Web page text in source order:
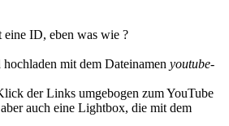
eine ID, eben was wie ?
mit dem Dateinamen youtube-
der Links umgebogen zum YouTube
auch eine Lightbox, die mit dem